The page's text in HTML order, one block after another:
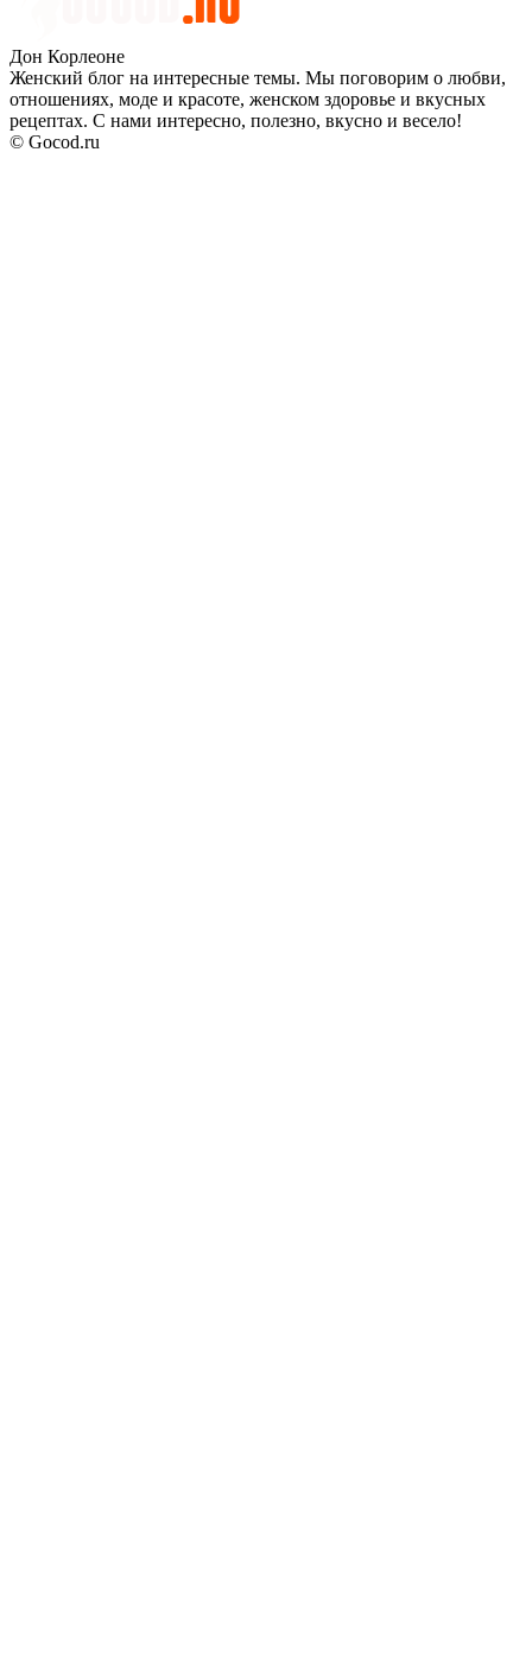
Дон Корлеоне
Женский блог на интересные темы. Мы поговорим о любви,
отношениях, моде и красоте, женском здоровье и вкусных
рецептах. С нами интересно, полезно, вкусно и весело!
© Gocod.ru